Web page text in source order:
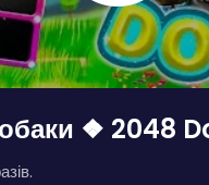
❖ 2048